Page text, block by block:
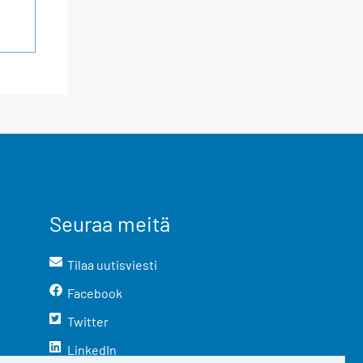
Seuraa meitä
Tilaa uutisviesti
Facebook
Twitter
LinkedIn